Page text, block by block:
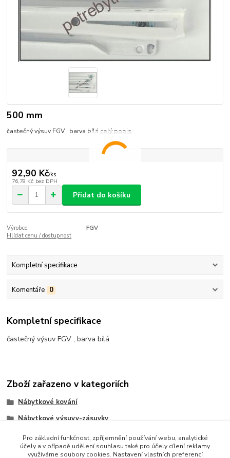
500 mm
častečný výsuv FGV , barva bílá celý popis
92,90 Kč/ks
76,78 Kč bez DPH
Přidat do košíku
Výrobce:
FGV
Hlídat cenu / dostupnost
Kompletní specifikace
Komentáře 0
Kompletní specifikace
častečný výsuv FGV , barva bílá
Zboží zařazeno v kategoriích
Nábytkové kování
Nábytkové výsuvy-zásuvky
Rolničkový výsuv FGV
Pro základní funkčnost, zpříjemnění používání webu, analytické
účely a v případě udělení souhlasu také pro účely cílení reklamy
využíváme soubory cookies. Nastavení vlastních preferencí